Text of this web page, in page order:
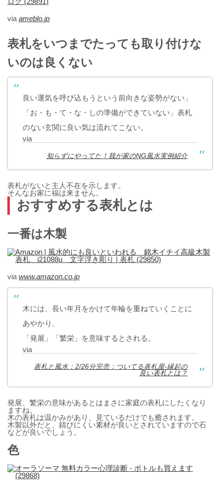
via ameblo.jp
表札をいつまでたっても取り付けな
いのは良くない
良い運気を呼び込もうという前向きな姿勢がない」
「お・も・て・な・しの準備ができていない」表札
のない玄関に良い気は流れてこない。
via
知らずにやってた！我が家のNG風水実例紹介
表札がないと主人不在を示します。
そんなお家に福は来ません。
おすすめする表札とは
一番は木製
via www.amazon.co.jp
木には、長い年月をかけて年輪を重ねていくことに
あやかり、
「発展」「繁栄」を意味するとされる。
via
表札と風水：2/26分完売：ついてる表札屋-縁起の
良い表札とは？
発展、繁栄の意味があるとはまさに家庭の表札にしたくなり
ますね。
木の表札は温かみがあり、見ているだけでも癒されます。
木製以外だと、錆びにくい素材が良いとされていますので石
などが良いでしょう。
色